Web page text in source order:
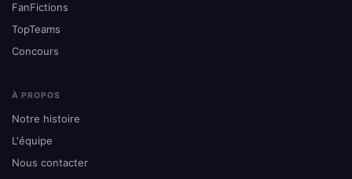
FanFictions
TopTeams
Concours
À PROPOS
Notre histoire
L'équipe
Nous contacter